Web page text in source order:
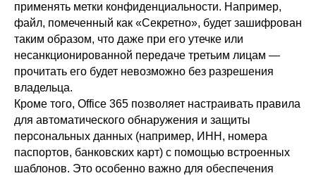
применять метки конфиденциальности. Например,
файл, помеченный как «Секретно», будет зашифрован
таким образом, что даже при его утечке или
несанкционированной передаче третьим лицам —
прочитать его будет невозможно без разрешения
владельца.
Кроме того, Office 365 позволяет настраивать правила
для автоматического обнаружения и защиты
персональных данных (например, ИНН, номера
паспортов, банковских карт) с помощью встроенных
шаблонов. Это особенно важно для обеспечения